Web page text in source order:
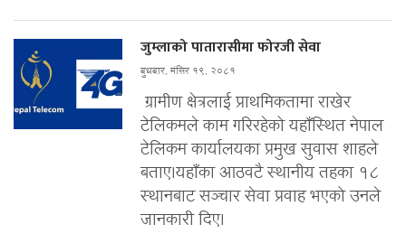
जुम्लाको पातारासीमा फोरजी सेवा
बुधबार, मंसिर १९, २०८१
ग्रामीण क्षेत्रलाई प्राथमिकतामा राखेर
टेलिकमले काम गरिरहेको यहाँस्थित नेपाल
टेलिकम कार्यालयका प्रमुख सुवास शाहले
बताए।यहाँका आठवटै स्थानीय तहका १८
स्थानबाट सञ्चार सेवा प्रवाह भएको उनले
जानकारी दिए।